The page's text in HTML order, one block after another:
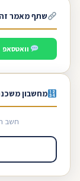
שתף מאמר זה
וואטסאפ
מחשבון
חשב